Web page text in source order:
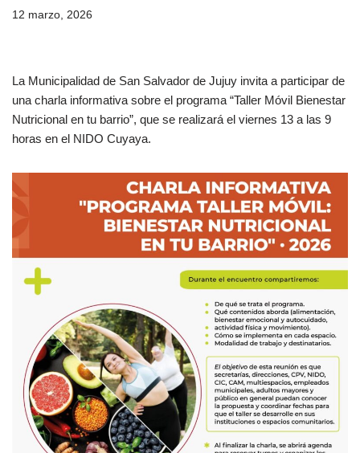
12 marzo, 2026
La Municipalidad de San Salvador de Jujuy invita a participar de
una charla informativa sobre el programa “Taller Móvil Bienestar
Nutricional en tu barrio”, que se realizará el viernes 13 a las 9
horas en el NIDO Cuyaya.